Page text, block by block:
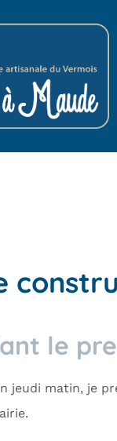
le
jeudi matin, je